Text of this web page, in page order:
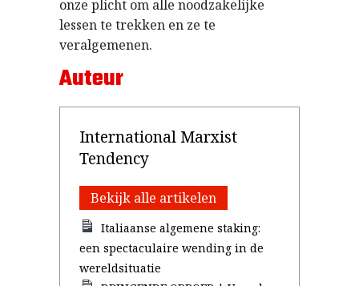
onze plicht om alle noodzakelijke
lessen te trekken en ze te
veralgemenen.
Auteur
International Marxist
Tendency
Bekijk alle artikelen
Italiaanse algemene staking:
een spectaculaire wending in de
wereldsituatie